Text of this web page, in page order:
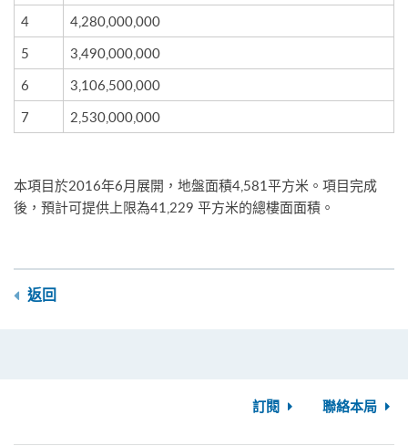
4
4,280,000,000
5
3,490,000,000
6
3,106,500,000
7
2,530,000,000
本項目於2016年6月展開，地盤面積4,581平方米。項目完成
後，預計可提供上限為41,229 平方米的總樓面面積。
返回
訂閱 聯絡本局